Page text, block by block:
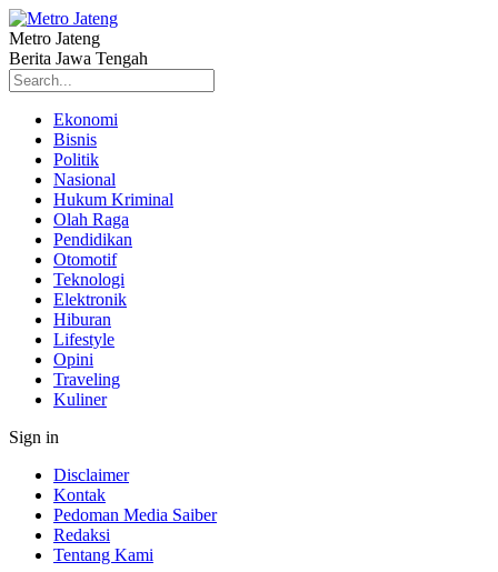
Metro Jateng
Berita Jawa Tengah
Ekonomi
Bisnis
Politik
Nasional
Hukum Kriminal
Olah Raga
Pendidikan
Otomotif
Teknologi
Elektronik
Hiburan
Lifestyle
Opini
Traveling
Kuliner
Sign in
Disclaimer
Kontak
Pedoman Media Saiber
Redaksi
Tentang Kami